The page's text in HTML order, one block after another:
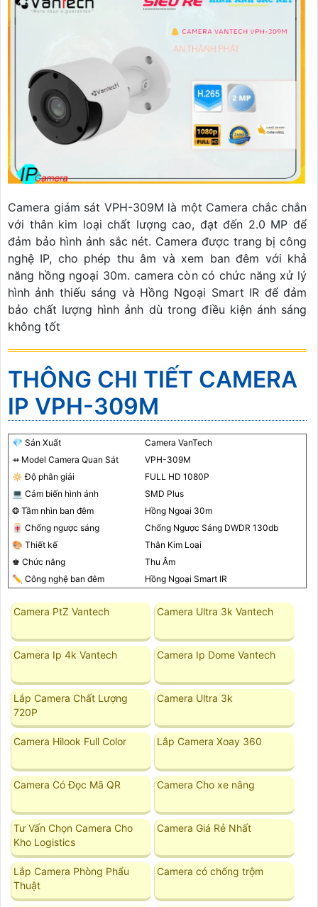
Camera giám sát VPH-309M là một Camera chắc chắn
với thân kim loại chất lượng cao, đạt đến 2.0 MP để
đảm bảo hình ảnh sắc nét. Camera được trang bị công
nghệ IP, cho phép thu âm và xem ban đêm với khả
năng hồng ngoại 30m. camera còn có chức năng xử lý
hình ảnh thiếu sáng và Hồng Ngoại Smart IR để đảm
bảo chất lượng hình ảnh dù trong điều kiện ánh sáng
không tốt
THÔNG CHI TIẾT CAMERA
IP VPH-309M
💎 Sản Xuất
Camera VanTech
⇸ Model Camera Quan Sát
VPH-309M
🔅 Độ phân giải
FULL HD 1080P
💻 Cảm biến hình ảnh
SMD Plus
❂ Tầm nhìn ban đêm
Hồng Ngoại 30m
🀄 Chống ngược sáng
Chống Ngược Sáng DWDR 130db
🎨 Thiết kế
Thân Kim Loại
♚ Chức năng
Thu Âm
✏ Công nghệ ban đêm
Hồng Ngoại Smart IR
Camera PtZ Vantech Camera Ultra 3k Vantech
Camera Ip 4k Vantech Camera Ip Dome Vantech
Lắp Camera Chất Lượng
720P
Camera Ultra 3k
Camera Hilook Full Color Lắp Camera Xoay 360
Camera Có Đọc Mã QR Camera Cho xe nâng
Tư Vấn Chọn Camera Cho
Kho Logistics
Camera Giá Rẻ Nhất
Lắp Camera Phòng Phẩu
Thuật
Camera có chống trộm